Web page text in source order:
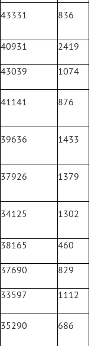
43331 836
40931 2419
43039 1074
41141 876
39636 1433
37926 1379
34125 1302
38165 460
37690 829
33597 1112
35290 686